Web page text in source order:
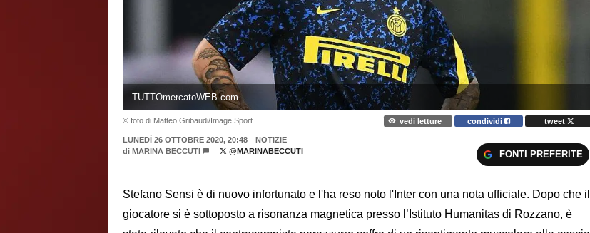
TUTTOmercatoWEB.com
© foto di Matteo Gribaudi/Image Sport vedi letture condividi tweet
LUNEDÌ 26 OTTOBRE 2020, 20:48
NOTIZIE
di MARINA BECCUTI @MARINABECCUTI FONTI PREFERITE
Stefano Sensi è di nuovo infortunato e l'ha reso noto l'Inter con una nota ufficiale. Dopo che il
giocatore si è sottoposto a risonanza magnetica presso l’Istituto Humanitas di Rozzano, è